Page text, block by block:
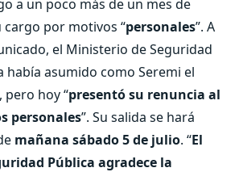
a un poco más de un mes de
por motivos “personales”. A
el Ministerio de Seguridad
había asumido como Seremi el
pero hoy “presentó su renuncia al
personales”. Su salida se hará
mañana sábado 5 de julio. “El
Pública agradece la